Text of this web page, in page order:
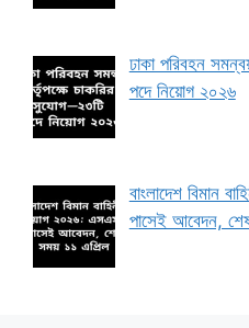
ঢাকা পরিবহন
পদে নিয়োগ ২০২৬
বাংলাদেশ বিমান
পাসেই আবেদন,